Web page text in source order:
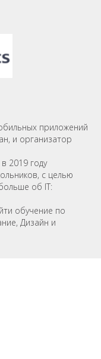
приложений
и организатор
2019 году
с целью
об IT:
обучение по
Дизайн и